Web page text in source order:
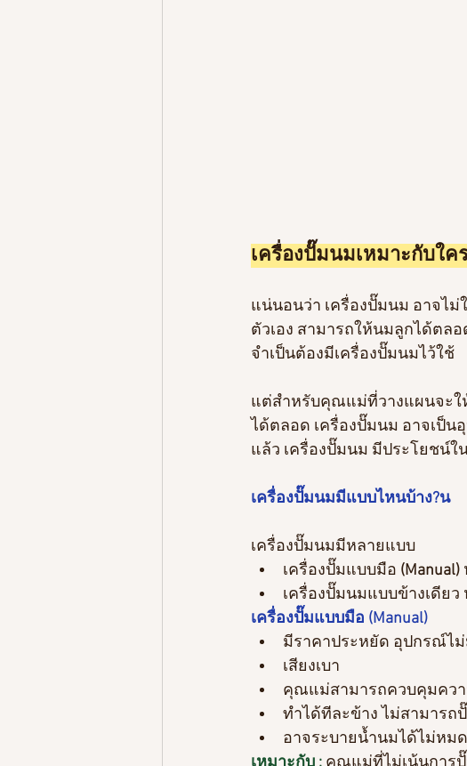
เครื่องปั๊มนมเหมาะกับใค
แน่นอนว่า เครื่องปั๊มนม อาจไม่
ตัวเอง สามารถให้นมลูกได้ตล
จำเป็นต้องมีเครื่องปั๊มนมไว้ใช้
แต่สำหรับคุณแม่ที่วางแผนจะใ
ได้ตลอด เครื่องปั๊มนม อาจเป็
แล้ว เครื่องปั๊มนม มีประโยชน์
เครื่องปั๊มนมมีแบบไหนบ้าง?น
เครื่องปั๊มนมมีหลายแบบ
เครื่องปั๊มแบบมือ (Manual)
เครื่องปั๊มนมแบบข้างเดีย
เครื่องปั๊มแบบมือ (Manual)
มีราคาประหยัด อุปกรณ์ไ
เสียงเบา
คุณแม่สามารถควบคุมควา
ทำได้ทีละข้าง ไม่สามาร
อาจระบายน้ำนมได้ไม่หม